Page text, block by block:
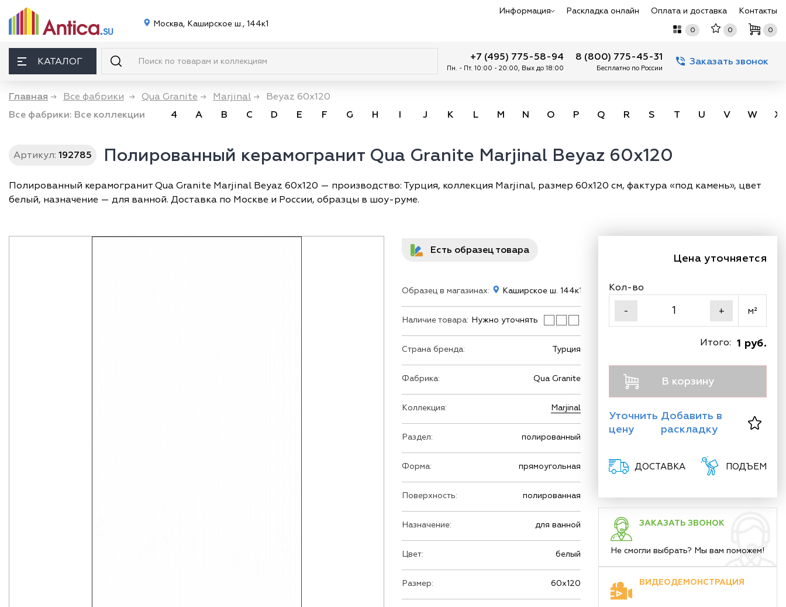
Москва, Каширское ш., 144к1
Информация Раскладка онлайн Оплата и доставка Контакты
0 0 0
КАТАЛОГ +7 (495) 775-58-94
Пн. - Пт. 10:00 - 20:00, Вых до 18:00
8 (800) 775-45-31
Бесплатно по России
Заказать звонок
Главная → Все фабрики → Qua Granite → Marjinal →
Beyaz 60x120
Все фабрики: Все коллекции 4 A B C D E F G H I J K L M N O P Q R S T U V W X
Артикул: 192785 Полированный керамогранит Qua Granite Marjinal Beyaz 60x120
Полированный керамогранит Qua Granite Marjinal Beyaz 60x120 — производство: Турция, коллекция Marjinal, размер 60х120 см, фактура «под камень», цвет
белый, назначение — для ванной. Доставка по Москве и России, образцы в шоу-руме.
Есть образец товара
Образец в магазинах: Каширское ш. 144к1
Наличие товара: Нужно уточнять
Страна бренда: Турция
Фабрика: Qua Granite
Коллекция: Marjinal
Раздел: полированный
Форма: прямоугольная
Поверхность: полированная
Назначение: для ванной
Цвет: белый
Размер: 60х120
Цена уточняется
Кол-во
-
+ м²
1 руб.
Итого:
В корзину
Уточнить
цену
Добавить в
раскладку
ДОСТАВКА ПОДЪЕМ
ЗАКАЗАТЬ ЗВОНОК
Не смогли выбрать? Мы вам поможем!
ВИДЕОДЕМОНСТРАЦИЯ